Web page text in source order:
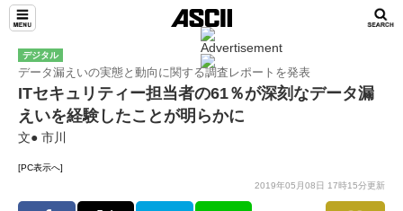
デジタル
データ漏えいの実態と動向に関する調査レポートを発表
ITセキュリティー担当者の61％が深刻なデータ漏
えいを経験したことが明らかに
文● 市川
[PC表示へ]
2019年05月08日 17時15分更新